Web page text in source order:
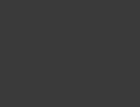
ما هو هادف